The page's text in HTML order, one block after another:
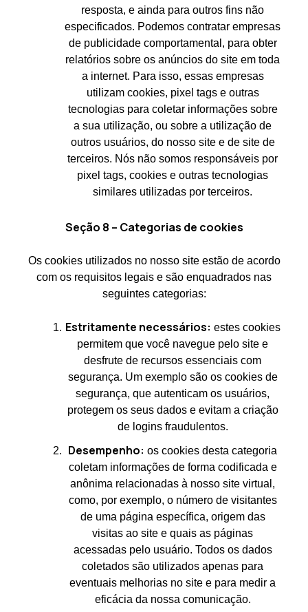
resposta, e ainda para outros fins não
especificados. Podemos contratar empresas
de publicidade comportamental, para obter
relatórios sobre os anúncios do site em toda
a internet. Para isso, essas empresas
utilizam cookies, pixel tags e outras
tecnologias para coletar informações sobre
a sua utilização, ou sobre a utilização de
outros usuários, do nosso site e de site de
terceiros. Nós não somos responsáveis por
pixel tags, cookies e outras tecnologias
similares utilizadas por terceiros.
Seção 8 – Categorias de cookies
Os cookies utilizados no nosso site estão de acordo
com os requisitos legais e são enquadrados nas
seguintes categorias:
Estritamente necessários: estes cookies
permitem que você navegue pelo site e
desfrute de recursos essenciais com
segurança. Um exemplo são os cookies de
segurança, que autenticam os usuários,
protegem os seus dados e evitam a criação
de logins fraudulentos.
Desempenho: os cookies desta categoria
coletam informações de forma codificada e
anônima relacionadas à nosso site virtual,
como, por exemplo, o número de visitantes
de uma página específica, origem das
visitas ao site e quais as páginas
acessadas pelo usuário. Todos os dados
coletados são utilizados apenas para
eventuais melhorias no site e para medir a
eficácia da nossa comunicação.